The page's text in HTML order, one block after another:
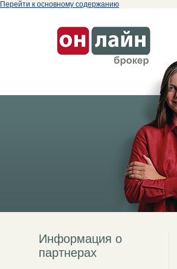
Перейти к основному содержанию
Информация о
партнерах